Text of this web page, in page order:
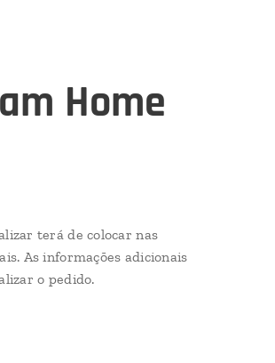
Home
terá de colocar nas
As informações adicionais
o pedido.